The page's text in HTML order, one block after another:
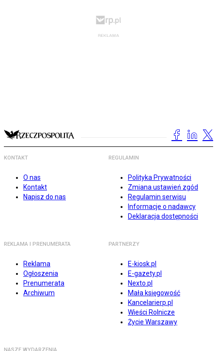
KONTAKT
O nas
Kontakt
Napisz do nas
REGULAMIN
Polityka Prywatności
Zmiana ustawień zgód
Regulamin serwisu
Informacje o nadawcy
Deklaracja dostępności
REKLAMA I PRENUMERATA
Reklama
Ogłoszenia
Prenumerata
Archiwum
PARTNERZY
E-kiosk.pl
E-gazety.pl
Nexto.pl
Mała księgowość
Kancelarierp.pl
Wieści Rolnicze
Życie Warszawy